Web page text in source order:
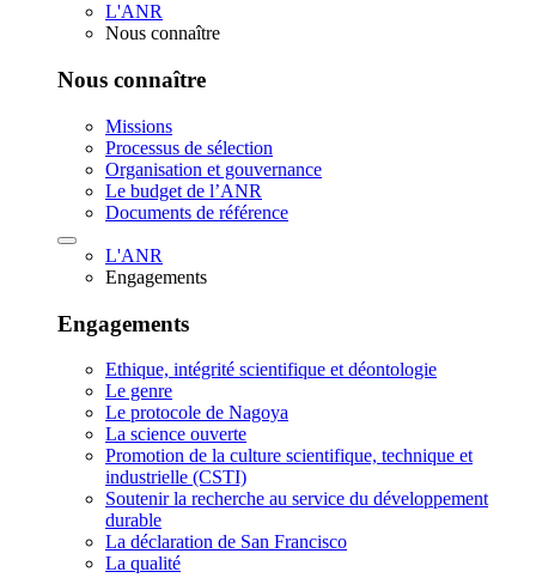
L'ANR
Nous connaître
Nous connaître
Missions
Processus de sélection
Organisation et gouvernance
Le budget de l’ANR
Documents de référence
L'ANR
Engagements
Engagements
Ethique, intégrité scientifique et déontologie
Le genre
Le protocole de Nagoya
La science ouverte
Promotion de la culture scientifique, technique et
industrielle (CSTI)
Soutenir la recherche au service du développement
durable
La déclaration de San Francisco
La qualité